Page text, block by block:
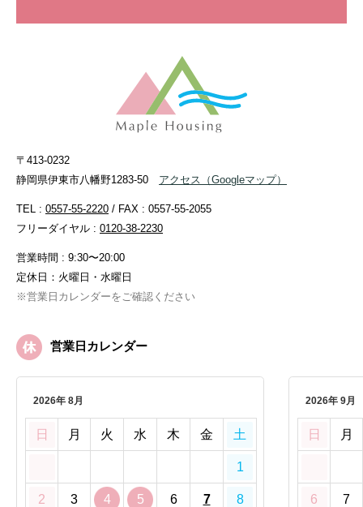
〒413-0232
静岡県伊東市八幡野1283-50
アクセス （Googleマップ）
TEL : 0557-55-2220 / FAX : 0557-55-2055
フリーダイヤル : 0120-38-2230
営業時間 : 9:30〜20:00
定休日：火曜日・水曜日
※営業日カレンダーをご確認ください
営業日カレンダー
2026年 8月
日 月 火 水 木 金 土
1
2 3 4 5 6 7 8
2026年 9月
日 月
6 7